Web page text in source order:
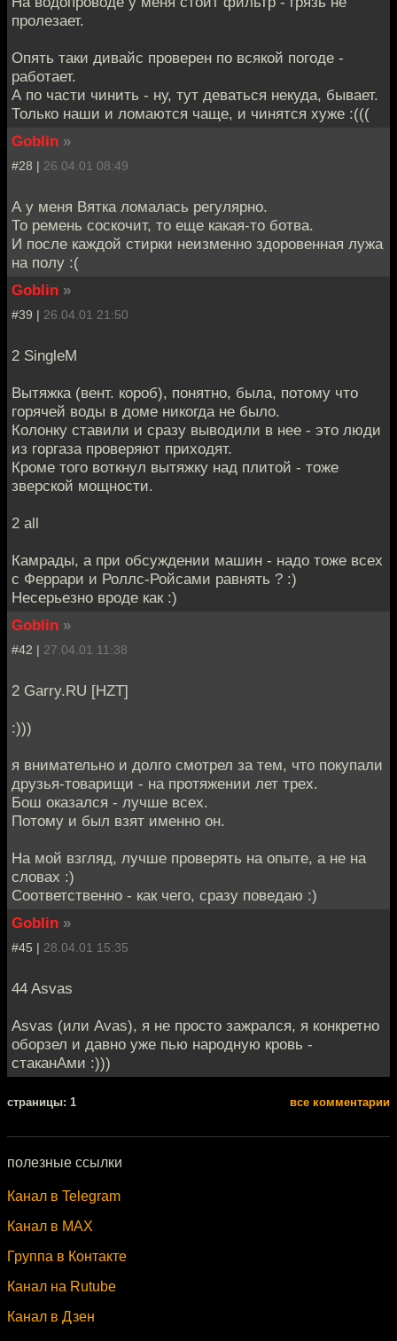
пролезает.
Опять таки дивайс проверен по всякой погоде -
работает.
А по части чинить - ну, тут деваться некуда, бывает.
Только наши и ломаются чаще, и чинятся хуже :(((
Goblin »
#28 | 26.04.01 08:49
А у меня Вятка ломалась регулярно.
То ремень соскочит, то еще какая-то ботва.
И после каждой стирки неизменно здоровенная лужа
на полу :(
Goblin »
#39 | 26.04.01 21:50
2 SingleM
Вытяжка (вент. короб), понятно, была, потому что
горячей воды в доме никогда не было.
Колонку ставили и сразу выводили в нее - это люди
из горгаза проверяют приходят.
Кроме того воткнул вытяжку над плитой - тоже
зверской мощности.
2 all
Камрады, а при обсуждении машин - надо тоже всех
с Феррари и Роллс-Ройсами равнять ? :)
Несерьезно вроде как :)
Goblin »
#42 | 27.04.01 11:38
2 Garry.RU [HZT]
:)))
я внимательно и долго смотрел за тем, что покупали
друзья-товарищи - на протяжении лет трех.
Бош оказался - лучше всех.
Потому и был взят именно он.
На мой взгляд, лучше проверять на опыте, а не на
словах :)
Соответственно - как чего, сразу поведаю :)
Goblin »
#45 | 28.04.01 15:35
44 Asvas
Asvas (или Avas), я не просто зажрался, я конкретно
оборзел и давно уже пью народную кровь -
стаканАми :)))
cтраницы: 1 все комментарии
полезные ссылки
Канал в Telegram
Канал в MAX
Группа в Контакте
Канал на Rutube
Канал в Дзен